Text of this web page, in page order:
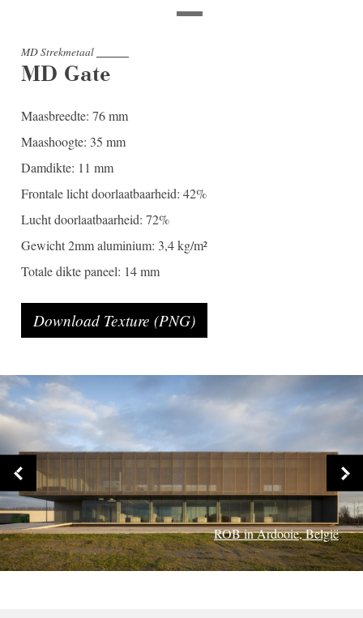
MD Strekmetaal
MD Gate
Maasbreedte: 76 mm
Maashoogte: 35 mm
Damdikte: 11 mm
Frontale licht doorlaatbaarheid: 42%
Lucht doorlaatbaarheid: 72%
Gewicht 2mm aluminium: 3,4 kg/m²
Totale dikte paneel: 14 mm
Download Texture (PNG)
ROB in Ardooie, België
Cultureel Centrum in Ieper, België
Prins Willem Alexanderschool in Tiel